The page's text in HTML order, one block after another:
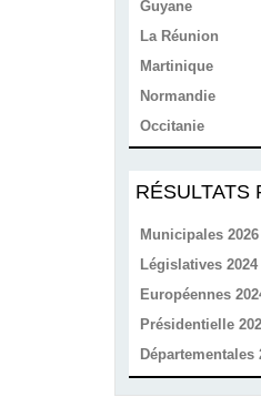
Guyane
La Réunion
Martinique
Normandie
Occitanie
RÉSULTATS
Municipales 2026
Législatives 2024
Européennes
Présidentielle
Départementales